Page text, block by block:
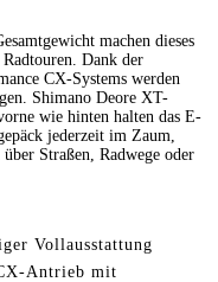
machen dieses
Dank der
CX-Systems werden
Shimano Deore XT-
wie hinten halten das E-
jederzeit im Zaum,
Straßen, Radwege oder
Vollausstattung
Antrieb mit